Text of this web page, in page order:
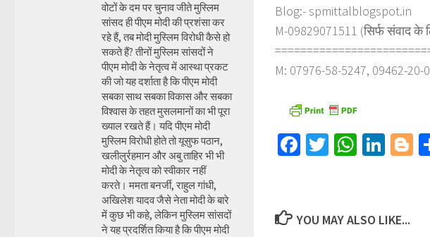
Blog:- spmittalblogspot.in
M-09829071511 (सिर्फ संवाद के
M: 07976-58-5247, 09462-20-
Facebook
Twitter
YOU MAY ALSO LIKE...
वोटों के दम पर चुनाव जीते मुस्लिम
सांसद ही पीएम मोदी की प्रशंसा कर
रहे हैं, तब मोदी मुस्लिम विरोधी कैसे हो
सकते हैं? तीनों मुस्लिम सांसदों ने
पीएम मोदी के नेतृत्व में आस्था प्रकट
की जो यह दर्शाता है कि पीएम मोदी
सबका साथ सबका विकास और सबका
विश्वास के तहत मुसलमानों का भी पूरा
ख्याल रखते हैं। यदि पीएम मोदी
मुस्लिम विरोधी होते तो यूसुफ पठान,
खलीलुर्रहमान और अबु ताहिर भी भी
मोदी के नेतृत्व को स्वीकार नहीं
करते। ममता बनर्जी, राहुल गांधी,
अखिलेश यादव जैसे नेता मोदी के बारे
में कुछ भी कहे, लेकिन मुस्लिम सांसदों
ने यह प्रदर्शित किया है कि पीएम मोदी